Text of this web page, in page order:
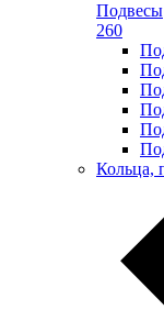
Подвесы
260
Кольца,